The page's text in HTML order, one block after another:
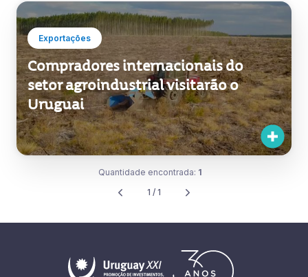
Exportações
Compradores internacionais do
setor agroindustrial visitarão o
Uruguai
Quantidade encontrada: 1
1 / 1